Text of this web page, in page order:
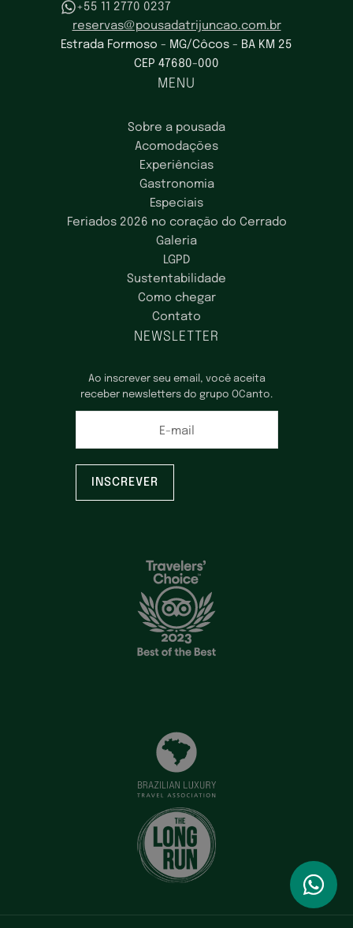
+55 11 2770 0237
reservas@pousadatrijuncao.com.br
Estrada Formoso - MG/Côcos - BA KM 25
CEP 47680-000
MENU
Sobre a pousada
Acomodações
Experiências
Gastronomia
Especiais
Feriados 2026 no coração do Cerrado
Galeria
LGPD
Sustentabilidade
Como chegar
Contato
NEWSLETTER
Ao inscrever seu email, você aceita
receber newsletters do grupo OCanto.
E-mail
INSCREVER